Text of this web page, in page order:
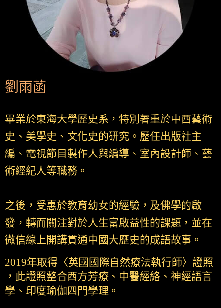
劉雨菡
畢業於東海大學歷史系，特別著重於中西藝術
史、美學史、文化史的研究。歷任出版社主
編、電視節目製作人與編導、室內設計師、藝
術經紀人等職務。
之後，受惠於教育幼女的經驗，及佛學的啟
發，轉而關注對於人生富啟益性的課題，並在
微信線上開講貫通中國大歷史的成語故事。
2019年取得〈英國國際自然療法執行師〉證照
，此證照整合西方芳療、中醫經絡、神經語言
學、印度瑜伽四門學理。